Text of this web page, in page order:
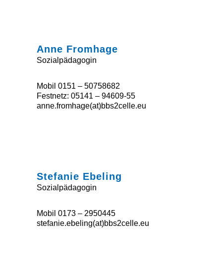
Anne Fromhage
Sozialpädagogin
Mobil 0151 – 50758682
Festnetz: 05141 – 94609-55
anne.fromhage(at)bbs2celle.eu
Stefanie Ebeling
Sozialpädagogin
Mobil 0173 – 2950445
stefanie.ebeling(at)bbs2celle.eu